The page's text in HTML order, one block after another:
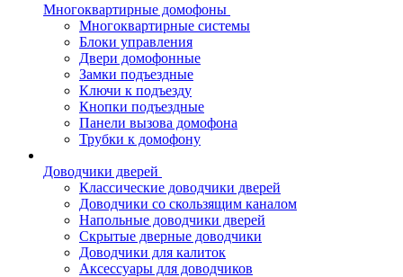
Многоквартирные домофоны
Многоквартирные системы
Блоки управления
Двери домофонные
Замки подъездные
Ключи к подъезду
Кнопки подъездные
Панели вызова домофона
Трубки к домофону
Доводчики дверей
Классические доводчики дверей
Доводчики со скользящим каналом
Напольные доводчики дверей
Скрытые дверные доводчики
Доводчики для калиток
Аксессуары для доводчиков